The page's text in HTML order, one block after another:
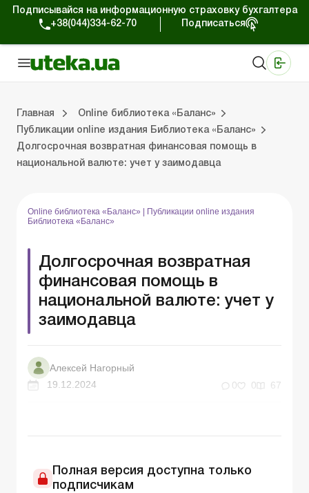
Подписывайся на информационную страховку бухгалтера
+38(044)334-62-70
Подписаться
Главная
Online библиотека «Баланс»
Публикации online издания Библиотека «Баланс»
Долгосрочная возвратная финансовая помощь в
национальной валюте: учет у заимодавца
Online библиотека «Баланс»
Публикации online издания
Библиотека «Баланс»
Долгосрочная возвратная
финансовая помощь в
национальной валюте: учет у
заимодавца
Алексей Нагорный
19.12.2024
0 0 67
Полная версия доступна только
подписчикам